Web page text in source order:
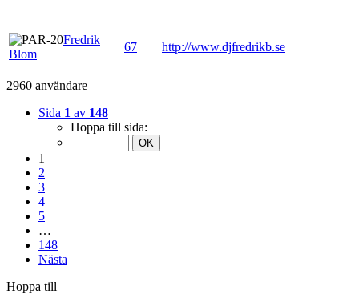
Fredrik
Blom
67 http://www.djfredrikb.se
2960 användare
Sida 1 av 148
Hoppa till sida:
1
2
3
4
5
…
148
Nästa
Hoppa till